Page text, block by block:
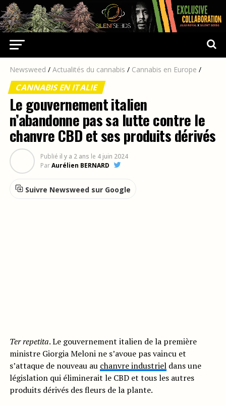
Newsweed / Actualités du cannabis / Cannabis en Europe /
CANNABIS EN ITALIE
Le gouvernement italien
n’abandonne pas sa lutte contre le
chanvre CBD et ses produits dérivés
Publié il y a 2 ans le 4 juin 2024
ParAurélien BERNARD
Suivre Newsweed sur Google
Ter repetita. Le gouvernement italien de la première
ministre Giorgia Meloni ne s’avoue pas vaincu et
s’attaque de nouveau au chanvre industrieldans une
législation qui éliminerait le CBD et tous les autres
produits dérivés des fleurs de la plante.